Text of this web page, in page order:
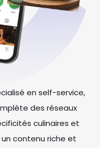
en self-service,
des réseaux
culinaires et
contenu riche et